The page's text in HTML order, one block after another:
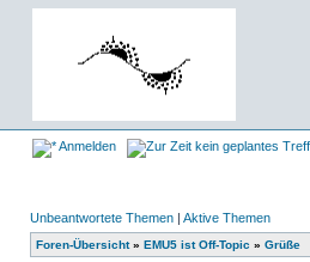
Anmelden
Unbeantwortete Themen | Aktive Themen
Foren-Übersicht» EMU5 ist Off-Topic » Grüße